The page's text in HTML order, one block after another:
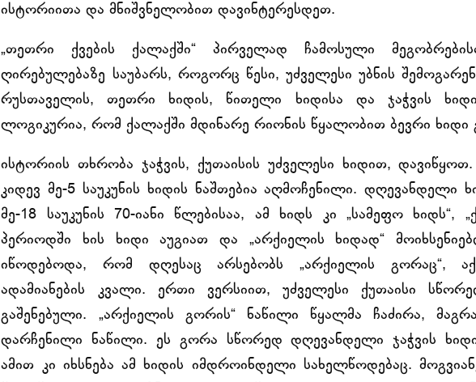
ისტორიითა და მნიშვნელობით დავინტერესდეთ.
„თეთრი ქვების ქალაქში“ პირველად ჩამოსული
ღირებულებაზე საუბარს, როგორც წესი, უძველესი უბნის
რუსთაველის, თეთრი ხიდის, წითელი ხიდისა და ჯაჭვის
ლოგიკურია, რომ ქალაქში მდინარე რიონის წყალობით ბევრი ხიდი
ისტორიის თხრობა ჯაჭვის, ქუთაისის უძველესი ხიდით,
კიდევ მე-5 საუკუნის ხიდის ნაშთებია აღმოჩენილი. დღევანდელი
მე-18 საუკუნის 70-იანი წლებისაა, ამ ხიდს კი „სამეფო ხიდს“,
პერიოდში ხის ხიდი აუგიათ და „არქიელის ხიდად“
იწოდებოდა, რომ დღესაც არსებობს „არქიელის გორაც“,
ადამიანების კვალი. ერთი ვერსიით, უძველესი ქუთაისი
გაშენებული. „არქიელის გორის“ ნაწილი წყალმა ჩაძირა,
დარჩენილი ნაწილი. ეს გორა სწორედ დღევანდელი ჯაჭვის
ამით კი იხსნება ამ ხიდის იმდროინდელი სახელწოდებაც.